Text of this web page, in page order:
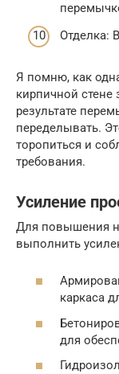
Отделка:
Я помню, как
кирпичной стене
результате
переделывать.
торопиться и
требования.
Усиление
Для повышения
выполнить
каркаса
для